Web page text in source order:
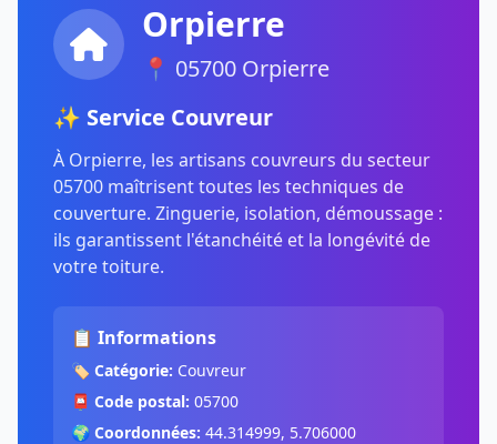
Orpierre
📍 05700 Orpierre
✨ Service Couvreur
À Orpierre, les artisans couvreurs du secteur
05700 maîtrisent toutes les techniques de
couverture. Zinguerie, isolation, démoussage :
ils garantissent l'étanchéité et la longévité de
votre toiture.
📋 Informations
🏷️ Catégorie: Couvreur
📮 Code postal: 05700
🌍 Coordonnées: 44.314999, 5.706000